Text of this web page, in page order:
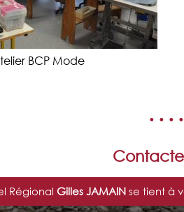
BCP Mode
• • •
Régional Gilles JAMAIN se tient à